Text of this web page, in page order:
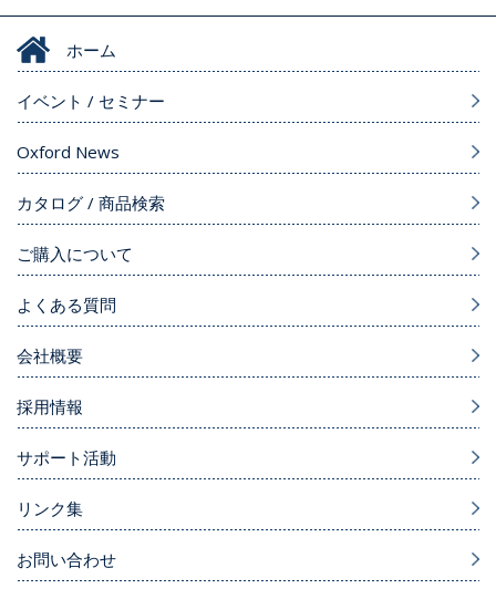
ホーム
イベント / セミナー
Oxford News
カタログ / 商品検索
ご購入について
よくある質問
会社概要
採用情報
サポート活動
リンク集
お問い合わせ